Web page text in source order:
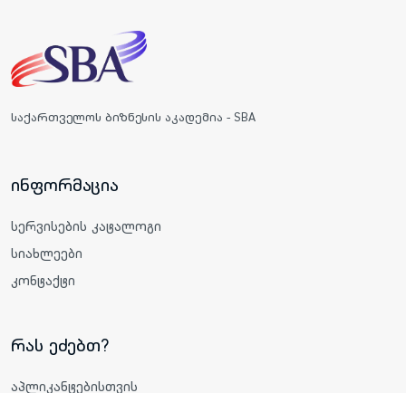
საქართველოს ბიზნესის აკადემია - SBA
ინფორმაცია
სერვისების კატალოგი
სიახლეები
კონტაქტი
რას ეძებთ?
აპლიკანტებისთვის